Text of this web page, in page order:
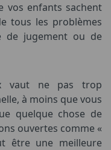
vos enfants sachent
tous les problèmes
de jugement ou de
vaut ne pas trop
à moins que vous
quelque chose de
ouvertes comme «
être une meilleure